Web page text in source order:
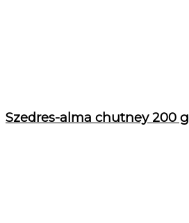
Szedres-alma chutney 200 g